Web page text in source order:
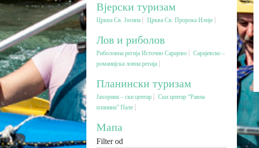
Вјерски туризам
Црква Св. Јосипа Црква Св. Пророка Илије
Лов и риболов
Риболовна регија Источно Сарајево
Сарајевско –
романијска ловна регија
Планински туризам
Јахорина – ски центар
Ски центар “Равна
планина” Пале
Мапа
Filter od